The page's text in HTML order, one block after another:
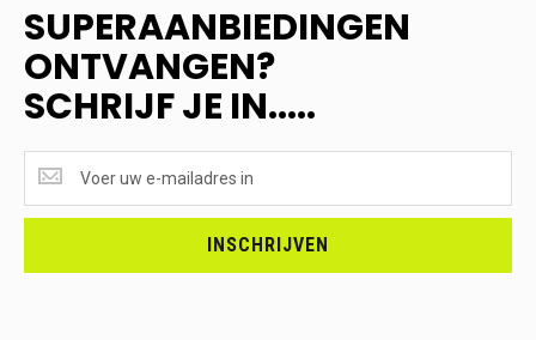
SUPERAANBIEDINGEN
ONTVANGEN?
SCHRIJF JE IN.....
ONTVANGEN?
<br>SCHRIJF
INSCHRIJVEN